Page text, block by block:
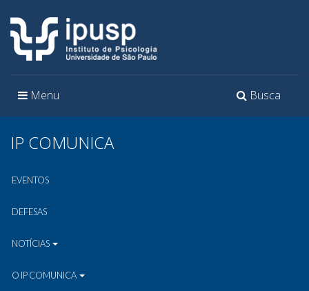
Toggle
Busca
Toggle
Menu
IP COMUNICA
EVENTOS
DEFESAS
NOTÍCIAS
O IP COMUNICA